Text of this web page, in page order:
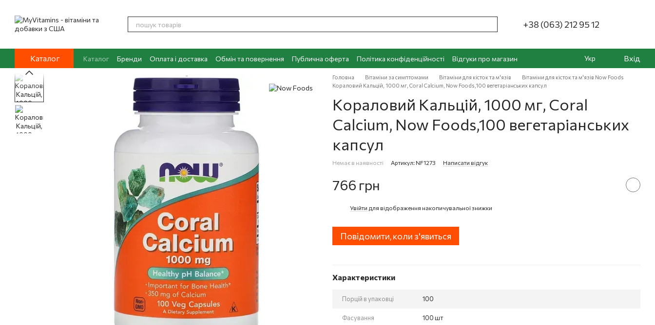
+38 (063) 212 95 12
Каталог Каталог Бренди Оплата і доставка Обмін та повернення Публична оферта Політика конфіденційності
Відгуки про магазин
Контакти
Про нас Блог
Укр Вхід
Головна Вітаміни за симптомами Вітаміни для кісток та м'язів
Вітаміни для кісток та м'язів Now Foods
Кораловий Кальцій, 1000 мг, Coral Calcium, Now Foods,100 вегетаріанських капсул
Кораловий Кальцій, 1000 мг, Coral
Calcium, Now Foods,100 вегетаріанських
капсул
Немає в наявності Артикул: NF1273 Написати відгук
766 грн
Увійти для відображення накопичувальної знижки
Повідомити, коли з'явиться
Характеристики
Порцій в упаковці 100
Фасування 100 шт